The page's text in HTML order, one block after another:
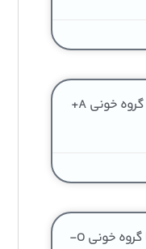
آگهی ویژه — اهداکننده آقا گروه خونی A+
آگهی عادی — اهداکننده آقا گروه خونی O-